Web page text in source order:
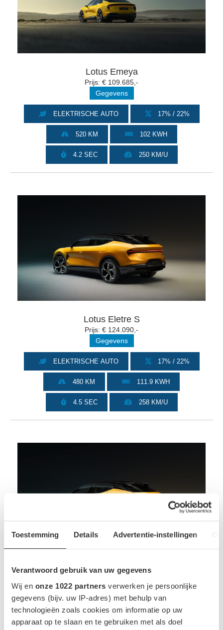
Toestemming Details Advertentie-instellingen
Verantwoord gebruik van uw gegevens
Wij en onze 1022 partners verwerken je persoonlijke
gegevens (bijv. uw IP-adres) met behulp van
technologieën zoals cookies om informatie op uw
apparaat op te slaan en te gebruiken met als doel
Lotus Emeya
Prijs: € 109.685,-
Gegevens
ELEKTRISCHE AUTO 17% / 22%
520 KM 102 KWH
4.2 SEC 250 KM/U
Lotus Eletre S
Prijs: € 124.090,-
Gegevens
ELEKTRISCHE AUTO 17% / 22%
480 KM 111.9 KWH
4.5 SEC 258 KM/U
Lotus Eletre R
Gegevens
ELEKTRISCHE AUTO 17% / 22%